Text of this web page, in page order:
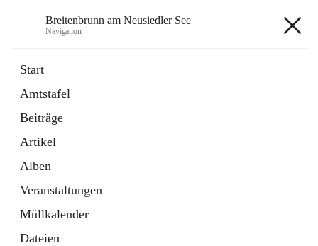
Breitenbrunn am Neusiedler See
Navigation
Start
Amtstafel
Beiträge
Artikel
Alben
Veranstaltungen
Müllkalender
Dateien
18 Schnellzugriffe
Gemeindeservice